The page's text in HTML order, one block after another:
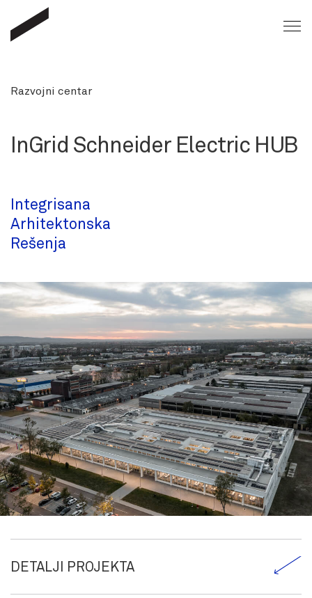
Razvojni centar
InGrid Schneider Electric HUB
Integrisana
Arhitektonska
Rešenja
DETALJI PROJEKTA